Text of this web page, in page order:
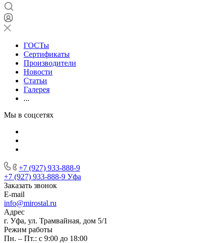
ГОСТы
Сертификаты
Производители
Новости
Статьи
Галерея
...
Мы в соцсетях
+7 (927) 933-888-9
+7 (927) 933-888-9 Уфа
Заказать звонок
E-mail
info@mirostal.ru
Адрес
г. Уфа, ул. Трамвайная, дом 5/1
Режим работы
Пн. – Пт.: с 9:00 до 18:00